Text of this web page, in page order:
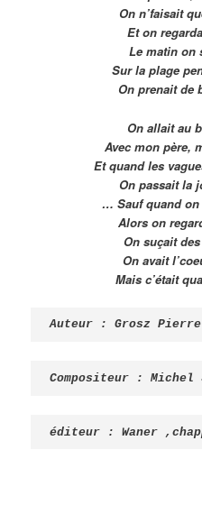
On n’faisait
Et on
Le matin on
Sur la plage
On prenait de
On allait au
Avec mon père,
Et quand les
On passait la
… Sauf quand
Alors on
On suçait
On avait
Mais c’était
Auteur : Grosz Pierre
Compositeur : Michel